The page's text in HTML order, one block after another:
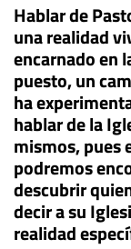
Hablar de
una realidad
encarnado en
puesto, un
ha
hablar de la
mismos, pues
podremos
descubrir
decir a su
realidad